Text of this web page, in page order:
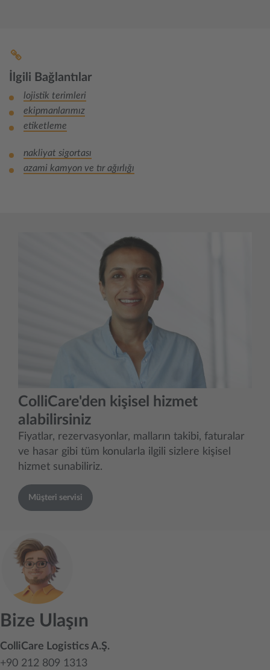
İlgili Bağlantılar
lojistik terimleri
ekipmanlarımız
etiketleme
nakliyat sigortası
azami kamyon ve tır ağırlığı
ColliCare'den kişisel hizmet
alabilirsiniz
Fiyatlar, rezervasyonlar, malların takibi, faturalar
ve hasar gibi tüm konularla ilgili sizlere kişisel
hizmet sunabiliriz.
Müşteri servisi
Bize Ulaşın
ColliCare Logistics A.Ş.
+90 212 809 1313